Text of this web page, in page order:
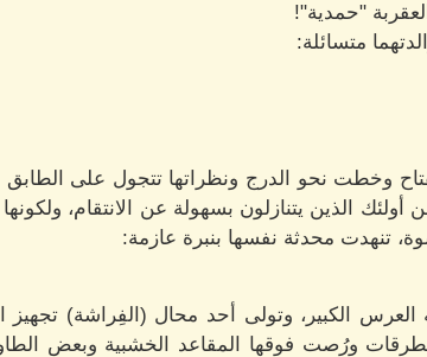
"حمدية"!
متسائلة:
وخطت نحو الدرج ونظراتها تتجول على الطابق
الذين يتنازلون بسهولة عن الانتقام،
تنهدت محدثة نفسها بنبرة عازمة:
الكبير، وتولى أحد محال (الفِراشة)
ورُصت فوقها المقاعد الخشبية وبعض